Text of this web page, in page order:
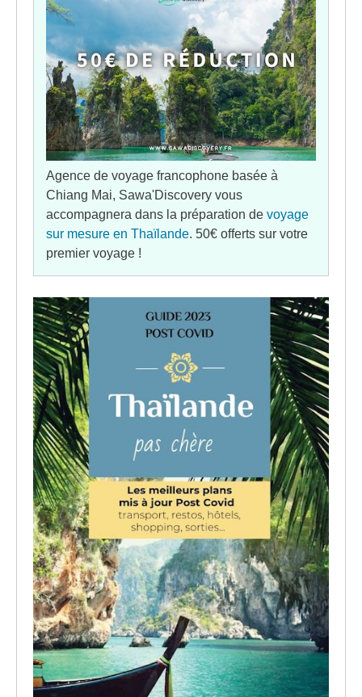
Agence de voyage francophone basée à
Chiang Mai, Sawa'Discovery vous
accompagnera dans la préparation de voyage
sur mesure en Thaïlande. 50€ offerts sur votre
premier voyage !